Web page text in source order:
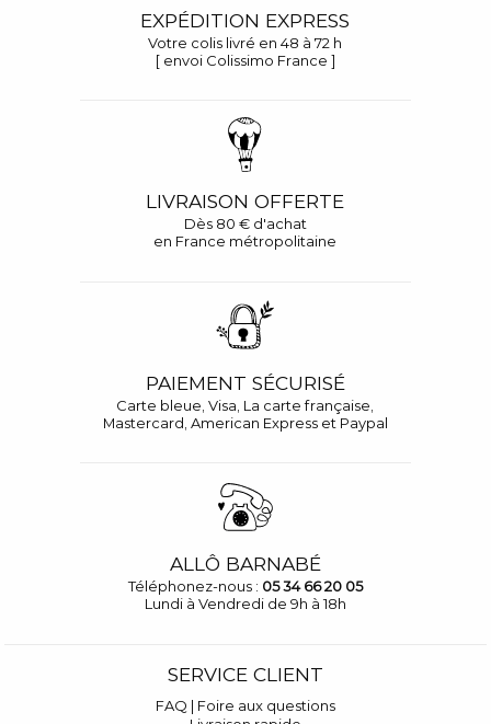
EXPÉDITION EXPRESS
Votre colis livré en 48 à 72 h
[ envoi Colissimo France ]
LIVRAISON OFFERTE
Dès 80 € d'achat
en France métropolitaine
PAIEMENT SÉCURISÉ
Carte bleue, Visa, La carte française,
Mastercard, American Express et Paypal
ALLÔ BARNABÉ
Téléphonez-nous : 05 34 66 20 05
Lundi à Vendredi de 9h à 18h
SERVICE CLIENT
FAQ | Foire aux questions